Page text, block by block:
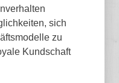
sich
zu
Kundschaft